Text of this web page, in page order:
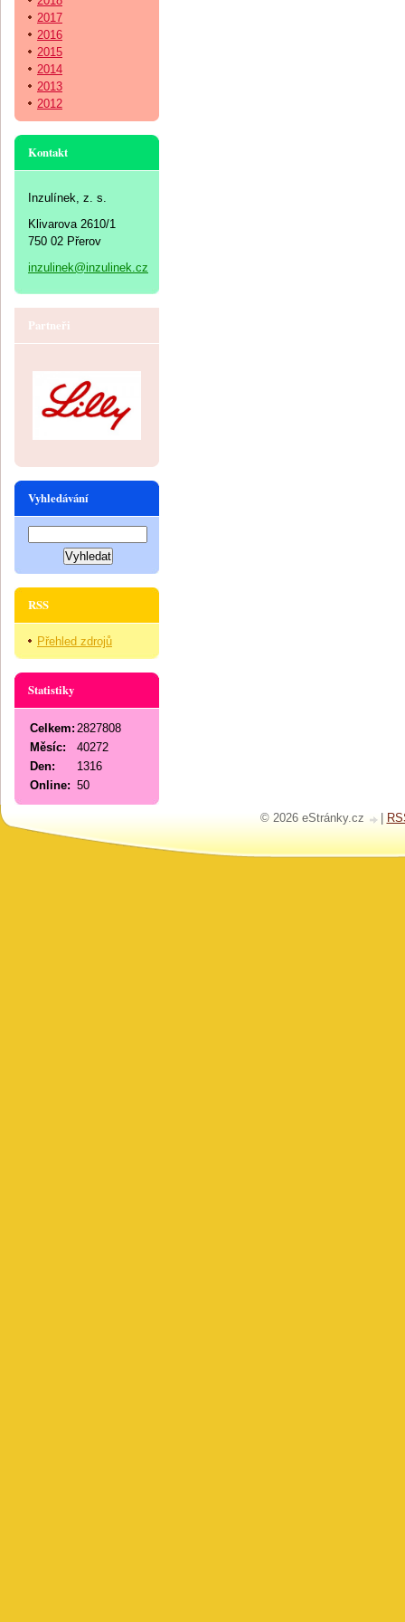
2017
2016
2015
2014
2013
2012
Kontakt
Inzulínek, z. s.
Klivarova 2610/1
750 02 Přerov
inzulinek@inzulinek.cz
Partneři
Vyhledávání
RSS
Přehled zdrojů
Statistiky
Online: 50
Celkem: 2827808
Měsíc:
40272
Den:
1316
© 2026 eStránky.cz